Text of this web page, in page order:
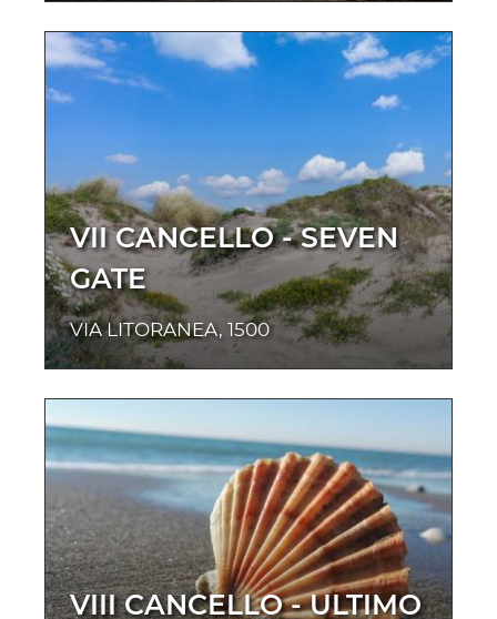
VII CANCELLO - SEVEN
GATE
VIA LITORANEA, 1500
VIII CANCELLO - ULTIMO